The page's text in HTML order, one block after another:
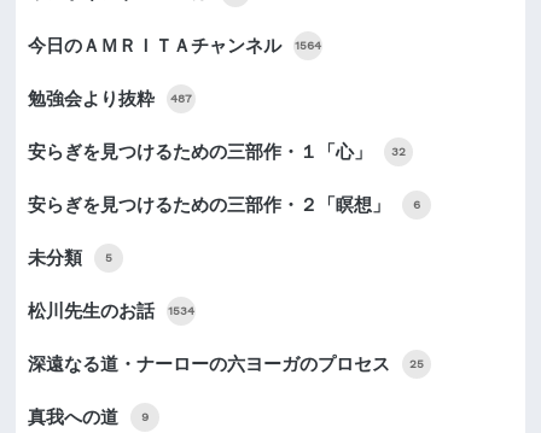
今日のＡＭＲＩＴＡチャンネル 1564
勉強会より抜粋 487
安らぎを見つけるための三部作・１「心」 32
安らぎを見つけるための三部作・２「瞑想」 6
未分類 5
松川先生のお話 1534
深遠なる道・ナーローの六ヨーガのプロセス 25
真我への道 9